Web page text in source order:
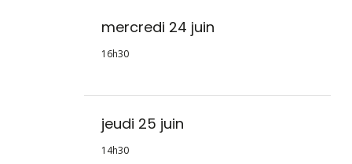
mercredi 24 juin
16h30
jeudi 25 juin
14h30